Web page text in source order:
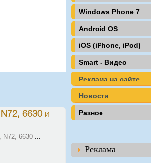
6630и
N72, 6630 ...
Windows Phone 7
Android OS
iOS (iPhone, iPod)
Smart - Видео
Реклама на сайте
Новости
Разное
Реклама